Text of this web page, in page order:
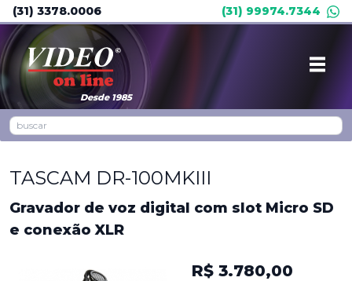
(31) 3378.0006 (31) 99974.7344
Desde 1985
TASCAM DR-100MKIII
Gravador de voz digital com slot Micro SD
e conexão XLR
R$ 3.780,00